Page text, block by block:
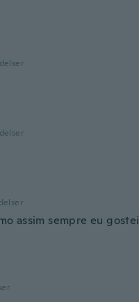
assim sempre eu gostei